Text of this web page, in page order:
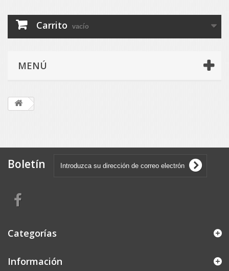
Carrito vacío
MENÚ
Boletín
Categorías
Información